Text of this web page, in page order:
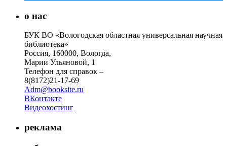
о нас
БУК ВО «Вологодская областная универсальная научная
библиотека»
Россия, 160000, Вологда,
Марии Ульяновой, 1
Телефон для справок –
8(8172)21-17-69
Adm@booksite.ru
ВКонтакте
Видеохостинг
реклама